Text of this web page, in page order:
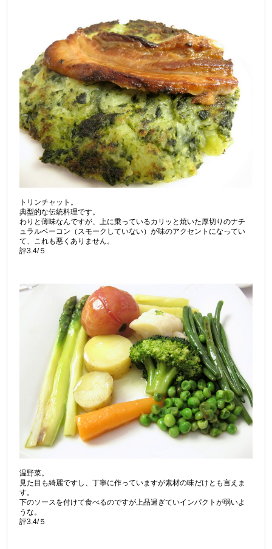
トリンチャット。
典型的な伝統料理です。
わりと薄味なんですが、上に乗っているカリッと焼いた厚切りのナチ
ュラルベーコン（スモークしていない）が味のアクセントになってい
て、これも悪くありません。
評3.4/５
温野菜。
見た目も綺麗ですし、丁寧に作っていますが素材の味だけとも言えま
す。
下のソースを付けて食べるのですが上品過ぎていインパクトが弱いよ
うな。
評3.4/５